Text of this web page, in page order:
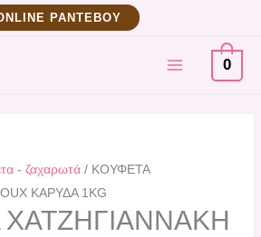
ΡΑΝΤΕΒΟΥ
MAIN
MENU
0
- ζαχαρωτά/ ΚΟΥΦΕΤΑ
ΚΑΡΥΔΑ 1KG